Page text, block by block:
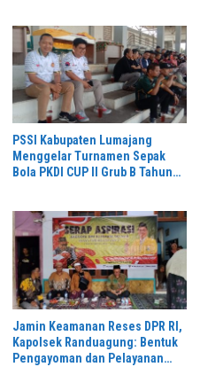
PSSI Kabupaten Lumajang
Menggelar Turnamen Sepak
Bola PKDI CUP II Grub B Tahun
Jamin Keamanan Reses DPR RI,
Kapolsek Randuagung: Bentuk
Pengayoman dan Pelayanan